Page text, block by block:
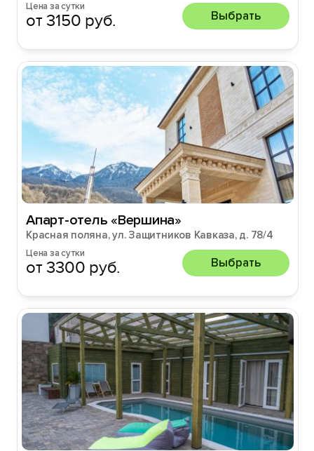
Цена за сутки
от 3150 руб. Выбрать
Апарт-отель «Вершина»
Красная поляна, ул. Защитников Кавказа, д. 78/4
Цена за сутки
от 3300 руб. Выбрать